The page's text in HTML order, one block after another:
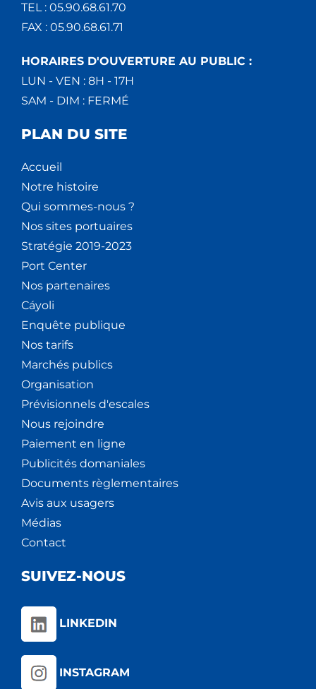
TEL : 05.90.68.61.70
FAX : 05.90.68.61.71
HORAIRES D'OUVERTURE AU PUBLIC :
LUN - VEN : 8H - 17H
SAM - DIM : FERMÉ
PLAN DU SITE
Accueil
Notre histoire
Qui sommes-nous ?
Nos sites portuaires
Stratégie 2019-2023
Port Center
Nos partenaires
Cáyoli
Enquête publique
Nos tarifs
Marchés publics
Organisation
Prévisionnels d'escales
Nous rejoindre
Paiement en ligne
Publicités domaniales
Documents règlementaires
Avis aux usagers
Médias
Contact
SUIVEZ-NOUS
LINKEDIN
INSTAGRAM